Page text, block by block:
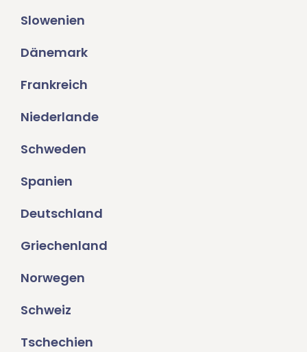
Slowenien
Dänemark
Frankreich
Niederlande
Schweden
Spanien
Deutschland
Griechenland
Norwegen
Schweiz
Tschechien